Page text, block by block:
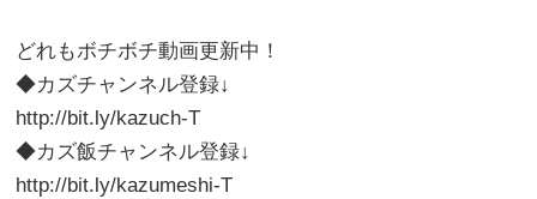
どれもボチボチ動画更新中！
◆カズチャンネル登録↓
http://bit.ly/kazuch-T
◆カズ飯チャンネル登録↓
http://bit.ly/kazumeshi-T